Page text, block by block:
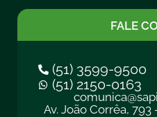
FALE
(51) 3599-9500
(51) 2150-0163
Av. João Corrêa,